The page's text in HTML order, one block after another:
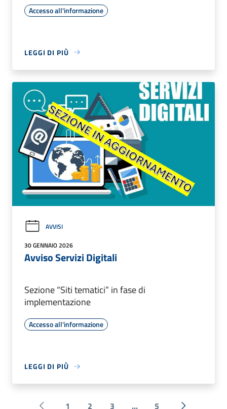
Accesso all'informazione
LEGGI DI PIÙ
AVVISI
30 GENNAIO 2026
Avviso Servizi Digitali
Sezione “Siti tematici” in fase di
implementazione
Accesso all'informazione
LEGGI DI PIÙ
1 2 3 ... 5